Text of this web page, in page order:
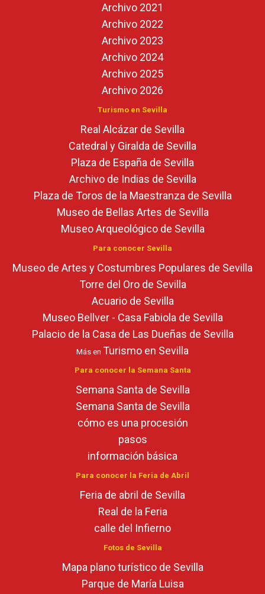
Archivo 2021
Archivo 2022
Archivo 2023
Archivo 2024
Archivo 2025
Archivo 2026
Turismo en Sevilla
Real Alcázar de Sevilla
Catedral y Giralda de Sevilla
Plaza de España de Sevilla
Archivo de Indias de Sevilla
Plaza de Toros de la Maestranza de Sevilla
Museo de Bellas Artes de Sevilla
Museo Arqueológico de Sevilla
Para conocer Sevilla
Museo de Artes y Costumbres Populares de Sevilla
Torre del Oro de Sevilla
Acuario de Sevilla
Museo Bellver - Casa Fabiola de Sevilla
Palacio de la Casa de Las Dueñas de Sevilla
Más en Turismo en Sevilla
Para conocer la Semana Santa
Semana Santa de Sevilla
Semana Santa de Sevilla
cómo es una procesión
pasos
información básica
Para conocer la Feria de Abril
Feria de abril de Sevilla
Real de la Feria
calle del Infierno
Fotos de Sevilla
Mapa plano turístico de Sevilla
Parque de María Luisa